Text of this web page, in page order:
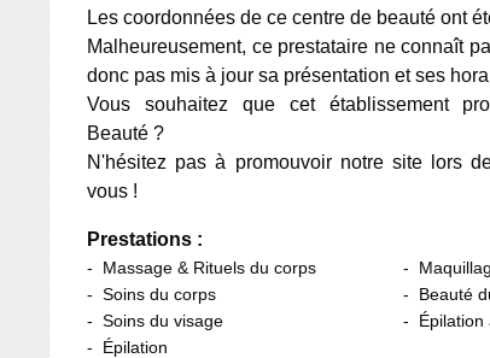
Les coordonnées de ce centre de beauté ont
Malheureusement, ce prestataire ne connaît
donc pas mis à jour sa présentation et ses
Vous souhaitez que cet établissement
Beauté ?
N'hésitez pas à promouvoir notre site lors
vous !
Prestations :
Massage & Rituels du corps
Soins du corps
Soins du visage
Épilation
Beauté
Épilation